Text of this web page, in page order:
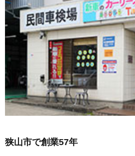
狭山市で創業57年